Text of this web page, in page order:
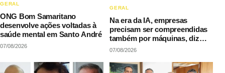
GERAL
ONG Bom Samaritano
desenvolve ações voltadas à
saúde mental em Santo André
07/08/2026
GERAL
Na era da IA, empresas
precisam ser compreendidas
também por máquinas, diz
LAQI
07/08/2026